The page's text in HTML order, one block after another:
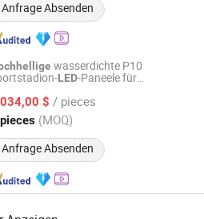
Anfrage Absenden
wasserdichte P10
LED-Paneele für
$ / pieces
(MOQ)
Anfrage Absenden
Technology Co., Ltd.
Seit 2024